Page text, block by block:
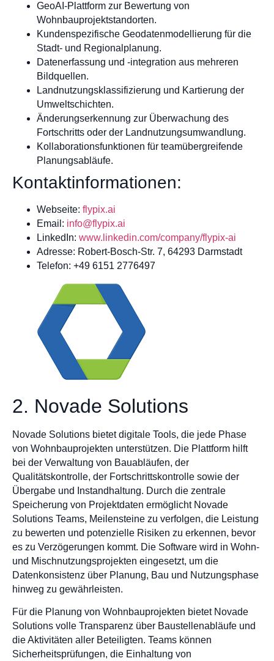
GeoAI-Plattform zur Bewertung von
Wohnbauprojektstandorten.
Kundenspezifische Geodatenmodellierung für die
Stadt- und Regionalplanung.
Datenerfassung und -integration aus mehreren
Bildquellen.
Landnutzungsklassifizierung und Kartierung der
Umweltschichten.
Änderungserkennung zur Überwachung des
Fortschritts oder der Landnutzungsumwandlung.
Kollaborationsfunktionen für teamübergreifende
Planungsabläufe.
Kontaktinformationen:
Webseite: flypix.ai
Email: info@flypix.ai
LinkedIn: www.linkedin.com/company/flypix-ai
Adresse: Robert-Bosch-Str. 7, 64293 Darmstadt
Telefon: +49 6151 2776497
2. Novade Solutions
Novade Solutions bietet digitale Tools, die jede Phase
von Wohnbauprojekten unterstützen. Die Plattform hilft
bei der Verwaltung von Bauabläufen, der
Qualitätskontrolle, der Fortschrittskontrolle sowie der
Übergabe und Instandhaltung. Durch die zentrale
Speicherung von Projektdaten ermöglicht Novade
Solutions Teams, Meilensteine zu verfolgen, die Leistung
zu bewerten und potenzielle Risiken zu erkennen, bevor
es zu Verzögerungen kommt. Die Software wird in Wohn-
und Mischnutzungsprojekten eingesetzt, um die
Datenkonsistenz über Planung, Bau und Nutzungsphase
hinweg zu gewährleisten.
Für die Planung von Wohnbauprojekten bietet Novade
Solutions volle Transparenz über Baustellenabläufe und
die Aktivitäten aller Beteiligten. Teams können
Sicherheitsprüfungen, die Einhaltung von